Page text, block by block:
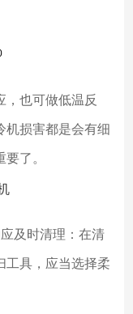
，也可做低温反
机损害都是会有细
了。
及时清理：在清
工具，应当选择柔